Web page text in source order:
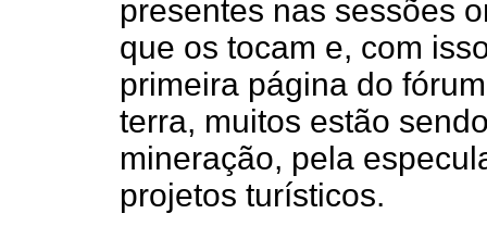
presentes nas sessões
que os tocam e, com
primeira página do
terra, muitos estão
mineração, pela
projetos turísticos.